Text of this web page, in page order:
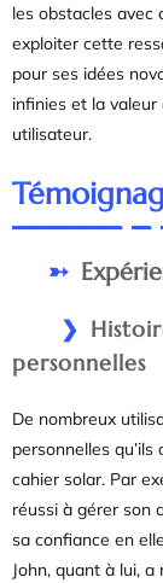
les obstacles avec
exploiter cette
pour ses idées
infinies et la valeur
utilisateur.
personnelles
De nombreux
personnelles
cahier solar. Par
réussi à gérer son
sa confiance en
John, quant à lui,